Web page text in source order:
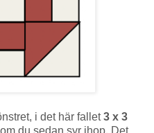
i det här fallet3 x 3
du sedan syr ihop. Det